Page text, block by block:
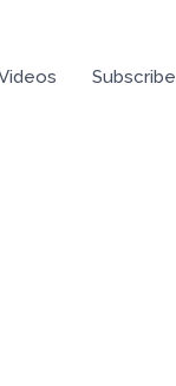
Subscribe